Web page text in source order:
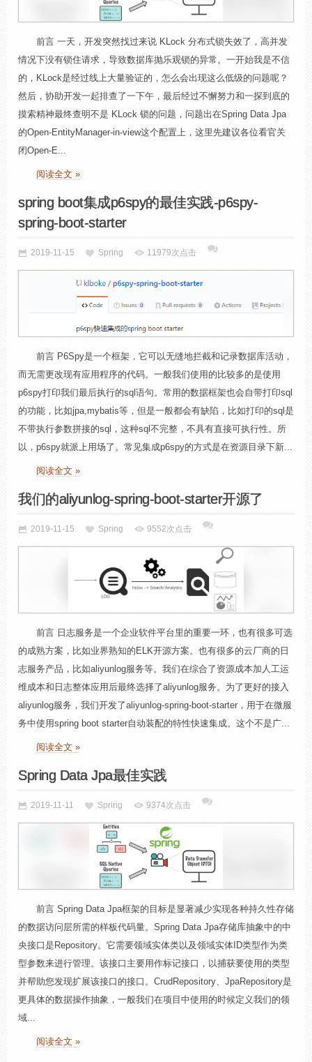
前言 一天，开发突然找过来说 KLock 分布式锁失效了，高并发
情况下没有锁住请求，导致数据库抛乐观锁的异常。一开始我是不信
的，KLock是经过线上大量验证的，怎么会出现这么低级的问题呢？
然后，协助开发一起排查了一下午，最后经过不懈努力和一探到底的
摸索精神最终查明不是 KLock 锁的问题，问题出在Spring Data Jpa
的Open-EntityManager-in-view这个配置上，这里先建议各位看官关
闭Open-E...
阅读全文 »
spring boot集成p6spy的最佳实践-p6spy-
spring-boot-starter
2019-11-15 Spring 11979次点击
前言 P6Spy是一个框架，它可以无缝地拦截和记录数据库活动，
而无需更改现有应用程序的代码。一般我们使用的比较多的是使用
p6spy打印我们最后执行的sql语句。常用的数据框架也会自带打印sql
的功能，比如jpa,mybatis等，但是一般都会有缺陷，比如打印的sql是
不带执行参数拼接的sql，这种sql不完整，不具有直接可执行性。所
以，p6spy就派上用场了。常见集成p6spy的方式是在资源目录下新...
阅读全文 »
我们的aliyunlog-spring-boot-starter开源了
2019-11-15 Spring 9552次点击
前言 日志服务是一个企业软件平台里的重要一环，也有很多可选
的成熟方案，比如业界熟知的ELK开源方案。也有很多的云厂商的日
志服务产品，比如aliyunlog服务等。我们在综合了资源成本加人工运
维成本和日志整体应用后最终选择了aliyunlog服务。为了更好的接入
aliyunlog服务，我们开发了aliyunlog-spring-boot-starter，用于在微服
务中使用spring boot starter自动装配的特性快速集成。这个不是广...
阅读全文 »
Spring Data Jpa最佳实践
2019-11-11 Spring 9374次点击
前言 Spring Data Jpa框架的目标是显著减少实现各种持久性存储
的数据访问层所需的样板代码量。Spring Data Jpa存储库抽象中的中
央接口是Repository。它需要领域实体类以及领域实体ID类型作为类
型参数来进行管理。该接口主要用作标记接口，以捕获要使用的类型
并帮助您发现扩展该接口的接口。CrudRepository、JpaRepository是
更具体的数据操作抽象，一般我们在项目中使用的时候定义我们的领
域...
阅读全文 »